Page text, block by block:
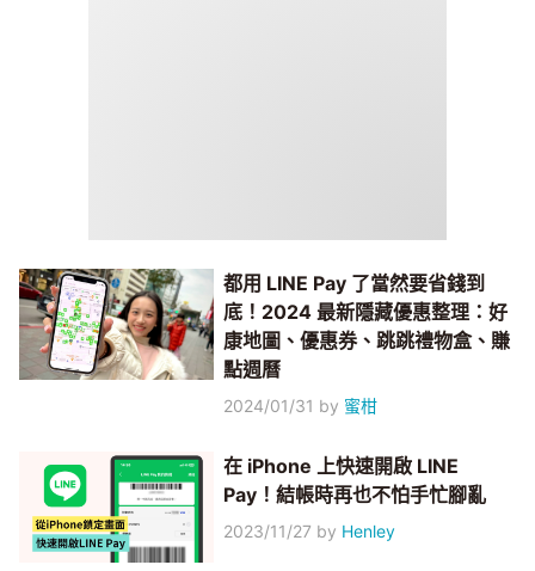
都用 LINE Pay 了當然要省錢到
底！2024 最新隱藏優惠整理：好
康地圖、優惠券、跳跳禮物盒、賺
點週曆
2024/01/31 by 蜜柑
在 iPhone 上快速開啟 LINE
Pay！結帳時再也不怕手忙腳亂
2023/11/27 by Henley